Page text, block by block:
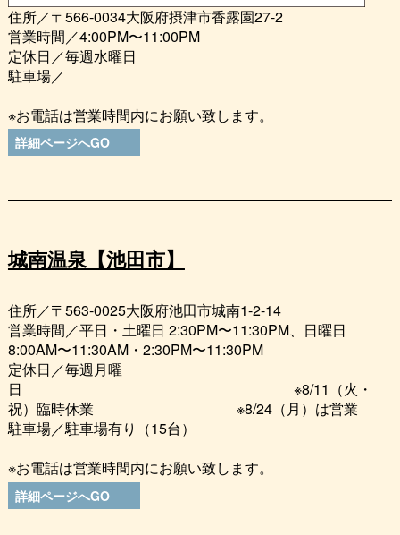
住所／〒566-0034大阪府摂津市香露園27-2
営業時間／4:00PM〜11:00PM
定休日／毎週水曜日
駐車場／
※お電話は営業時間内にお願い致します。
詳細ページへGO
城南温泉【池田市】
住所／〒563-0025大阪府池田市城南1-2-14
営業時間／平日・土曜日 2:30PM〜11:30PM、日曜日
8:00AM〜11:30AM・2:30PM〜11:30PM
定休日／毎週月曜
日 ※8/11（火・
祝）臨時休業 ※8/24（月）は営業
駐車場／駐車場有り（15台）
※お電話は営業時間内にお願い致します。
詳細ページへGO